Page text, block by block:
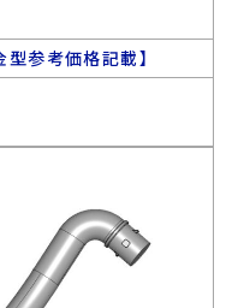
参考価格記載】